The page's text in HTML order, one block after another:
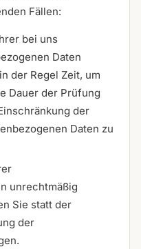
Fällen:
bei uns
Daten
der Regel Zeit, um
Dauer der Prüfung
der
Daten zu
unrechtmäßig
Sie statt der
der